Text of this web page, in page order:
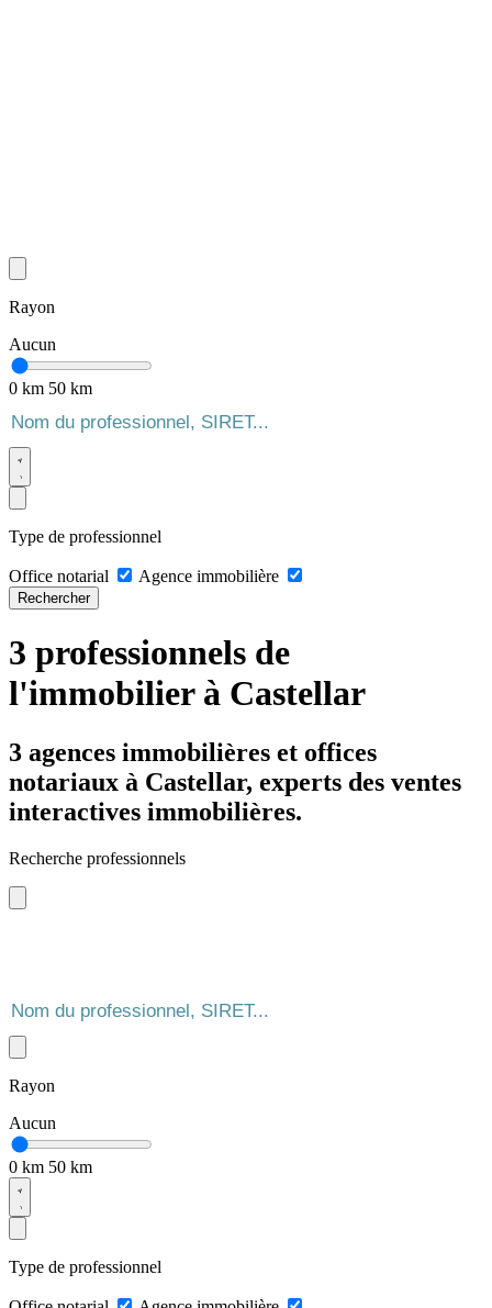
Rayon
Aucun
0 km 50 km
Type de professionnel
Office notarial Agence immobilière
Rechercher
3 professionnels de
l'immobilier à Castellar
3 agences immobilières et offices
notariaux à Castellar, experts des ventes
interactives immobilières.
Recherche professionnels
Rayon
Aucun
0 km 50 km
Type de professionnel